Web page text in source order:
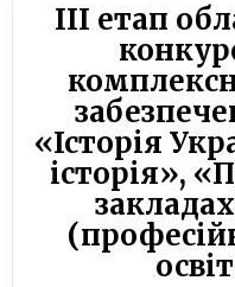
III етап
«Історія
історія»,